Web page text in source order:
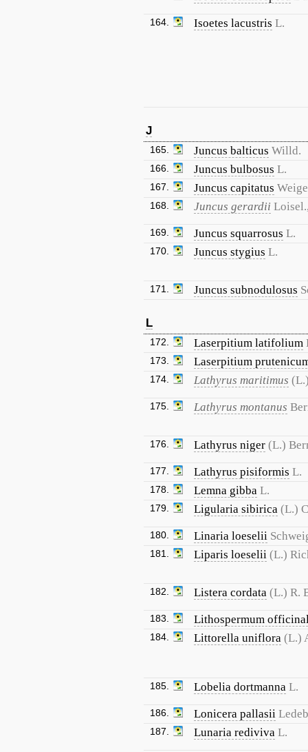
164. Isoetes lacustris L.
J
165. Juncus balticus Willd.
166. Juncus bulbosus L.
167. Juncus capitatus
168. Juncus gerardii
169. Juncus squarrosus L.
170. Juncus stygius L.
171. Juncus subnodulosus
L
172. Laserpitium latifolium
173. Laserpitium
174. Lathyrus maritimus
175. Lathyrus montanus
176. Lathyrus niger (L.)
177. Lathyrus pisiformis L.
178. Lemna gibba L.
179. Ligularia sibirica (L.)
180. Linaria loeselii
181. Liparis loeselii (L.)
182. Listera cordata (L.) R.
183. Lithospermum
184. Littorella uniflora (L.)
185. Lobelia dortmanna L.
186. Lonicera pallasii
187. Lunaria rediviva L.